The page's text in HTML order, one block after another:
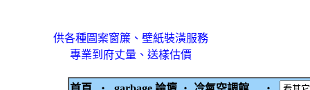
供各種圖案窗簾、壁紙裝潢服務
專業到府丈量、送樣估價